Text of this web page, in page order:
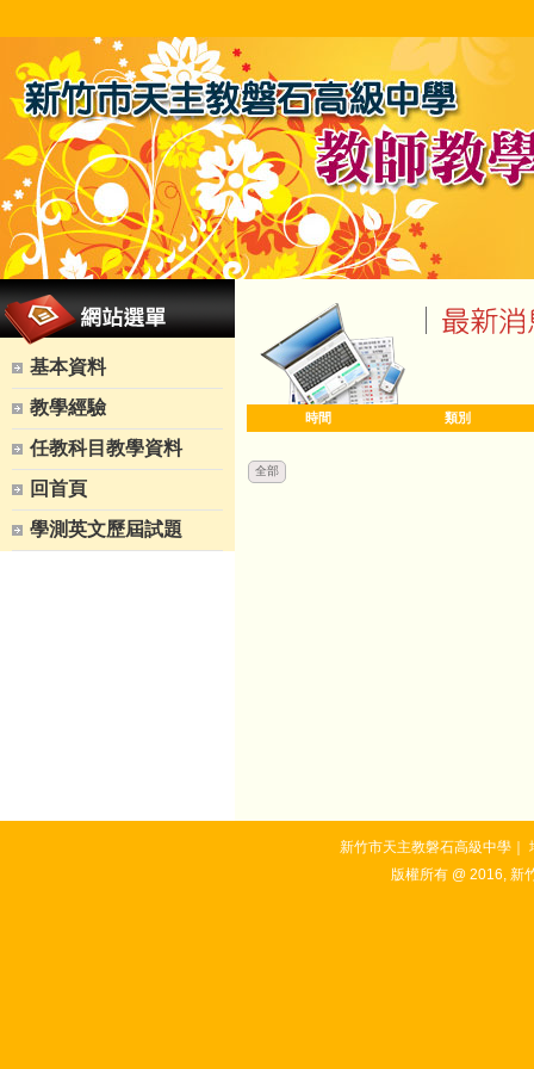
基本資料
教學經驗
任教科目教學資料
回首頁
學測英文歷屆試題
時間 類別
全部
新竹市天主教磐石高級中學｜
版權所有 @ 2016, 新